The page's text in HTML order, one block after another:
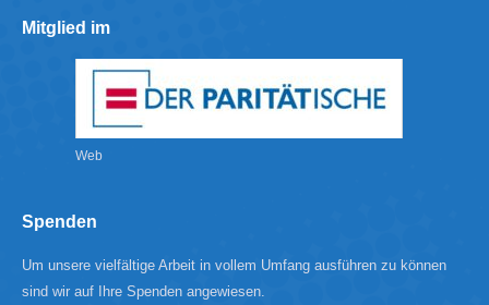
Mitglied im
Web
Spenden
Um unsere vielfältige Arbeit in vollem Umfang ausführen zu können
sind wir auf Ihre Spenden angewiesen.